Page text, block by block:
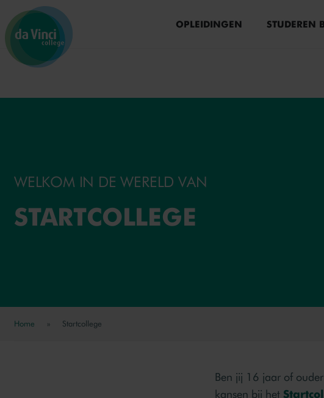
Ga naar menu
Ga naar de homepage
OPLEIDINGEN STUDEREN
WELKOM IN DE WERELD VAN
STARTCOLLEGE
Home » Startcollege
Ben jij 16 jaar of
kansen bij het